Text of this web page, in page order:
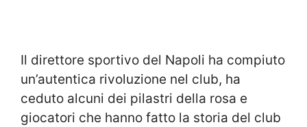
Il direttore sportivo del Napoli ha compiuto
un’autentica rivoluzione nel club, ha
ceduto alcuni dei pilastri della rosa e
giocatori che hanno fatto la storia del club